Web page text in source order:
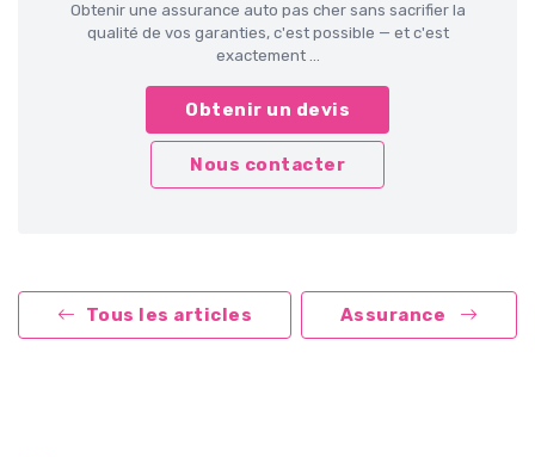
Obtenir une assurance auto pas cher sans sacrifier la
qualité de vos garanties, c'est possible — et c'est
exactement ...
Obtenir un devis
Nous contacter
Tous les articles Assurance